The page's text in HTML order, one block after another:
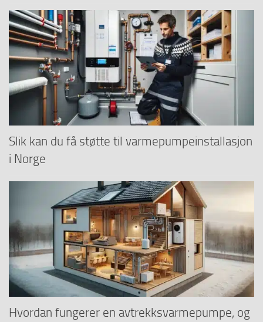
Slik kan du få støtte til varmepumpeinstallasjon
i Norge
Hvordan fungerer en avtrekksvarmepumpe, og